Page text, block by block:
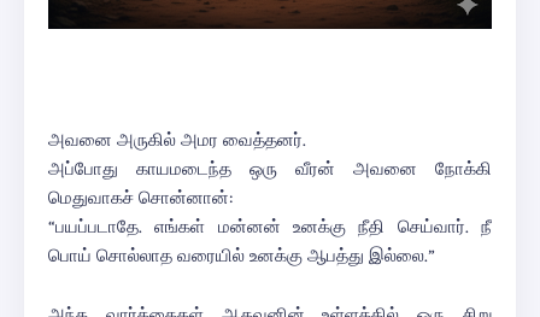
அவனை அருகில் அமர வைத்தனர்.
அப்போது காயமடைந்த ஒரு வீரன் அவனை நோக்கி
மெதுவாகச் சொன்னான்:
“பயப்படாதே. எங்கள் மன்னன் உனக்கு நீதி செய்வார். நீ
பொய் சொல்லாத வரையில் உனக்கு ஆபத்து இல்லை.”